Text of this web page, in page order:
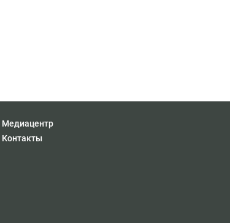
Медиацентр
Контакты